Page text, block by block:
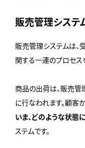
販売管理システ
販売管理システムは、
関する一連のプロセス
商品の出荷は、販売管
に行なわれます。顧客
いま、どのような状態
ステムです。